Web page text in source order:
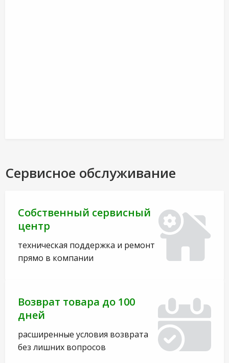
Сервисное обслуживание
Собственный сервисный
центр
техническая поддержка и ремонт
прямо в компании
Возврат товара до 100
дней
расширенные условия возврата
без лишних вопросов